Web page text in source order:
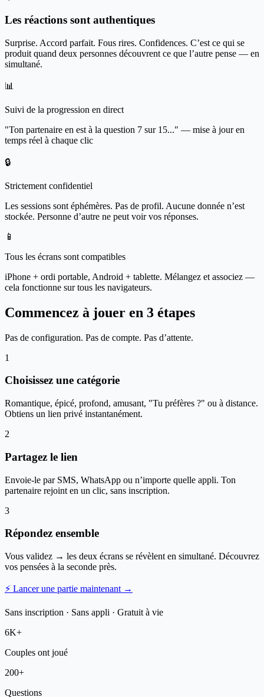
Les réactions sont authentiques
Surprise. Accord parfait. Fous rires. Confidences. C’est ce qui se
produit quand deux personnes découvrent ce que l’autre pense — en
simultané.
📊
Suivi de la progression en direct
"Ton partenaire en est à la question 7 sur 15..." — mise à jour en
temps réel à chaque clic
🔒
Strictement confidentiel
Les sessions sont éphémères. Pas de profil. Aucune donnée n’est
stockée. Personne d’autre ne peut voir vos réponses.
📱
Tous les écrans sont compatibles
iPhone + ordi portable, Android + tablette. Mélangez et associez —
cela fonctionne sur tous les navigateurs.
Commencez à jouer en 3 étapes
Pas de configuration. Pas de compte. Pas d’attente.
1
Choisissez une catégorie
Romantique, épicé, profond, amusant, "Tu préfères ?" ou à distance.
Obtiens un lien privé instantanément.
2
Partagez le lien
Envoie-le par SMS, WhatsApp ou n’importe quelle appli. Ton
partenaire rejoint en un clic, sans inscription.
3
Répondez ensemble
Vous validez → les deux écrans se révèlent en simultané. Découvrez
vos pensées à la seconde près.
⚡ Lancer une partie maintenant →
Sans inscription · Sans appli · Gratuit à vie
6K+
Couples ont joué
200+
Questions